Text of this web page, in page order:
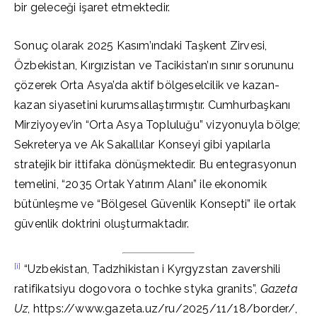
bir geleceği işaret etmektedir.
Sonuç olarak 2025 Kasım’ındaki Taşkent Zirvesi,
Özbekistan, Kırgızistan ve Tacikistan’ın sınır sorununu
çözerek Orta Asya’da aktif bölgeselcilik ve kazan-
kazan siyasetini kurumsallaştırmıştır. Cumhurbaşkanı
Mirziyoyev’in “Orta Asya Topluluğu” vizyonuyla bölge;
Sekreterya ve Ak Sakallılar Konseyi gibi yapılarla
stratejik bir ittifaka dönüşmektedir. Bu entegrasyonun
temelini, “2035 Ortak Yatırım Alanı” ile ekonomik
bütünleşme ve “Bölgesel Güvenlik Konsepti” ile ortak
güvenlik doktrini oluşturmaktadır.
[i] “Uzbekistan, Tadzhikistan i Kyrgyzstan zavershili
ratifikatsiyu dogovora o tochke styka granits”, Gazeta
Uz, https://www.gazeta.uz/ru/2025/11/18/border/,